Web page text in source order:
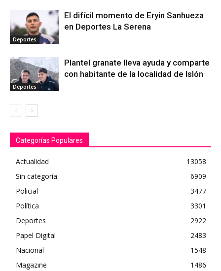
Deportes
El difícil momento de Eryin Sanhueza
en Deportes La Serena
Deportes
Plantel granate lleva ayuda y comparte
con habitante de la localidad de Islón
Categorías Populares
Actualidad
13058
Sin categoría
6909
Policial
3477
Política
3301
Deportes
2922
Papel Digital
2483
Nacional
1548
Magazine
1486